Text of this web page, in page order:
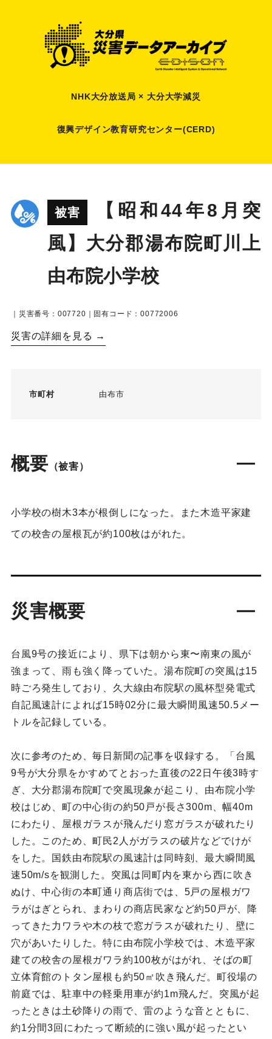
NHK大分放送局 × 大分大学減災
復興デザイン教育研究センター(CERD)
被害
【昭和44年8月突
風】大分郡湯布院町川上
由布院小学校
｜災害番号：007720｜固有コード：00772006
災害の詳細を見る →
市町村 由布市
概要 （被害）
小学校の樹木3本が根倒しになった。また木造平家建
ての校舎の屋根瓦が約100枚はがれた。
災害概要
台風9号の接近により、県下は朝から東〜南東の風が
強まって、雨も強く降っていた。湯布院町の突風は15
時ごろ発生しており、久大線由布院駅の風杯型発電式
自記風速計によれば15時02分に最大瞬間風速50.5メー
トルを記録している。
次に参考のため、毎日新聞の記事を収録する。「台風
9号が大分県をかすめてとおった直後の22日午後3時す
ぎ、大分郡湯布院町で突風現象が起こり、由布院小学
校はじめ、町の中心街の約50戸が長さ300m、幅40m
にわたり、屋根ガラスが飛んだり窓ガラスが破れたり
した。このため、町民2人がガラスの破片などでけが
をした。国鉄由布院駅の風速計は同時刻、最大瞬間風
速50m/sを観測した。突風は同町内を東から西に吹き
ぬけ、中心街の本町通り商店街では、5戸の屋根ガワ
ラがはぎとられ、まわりの商店民家など約50戸が、降
ってきた力ワラや木の枝で窓ガラスが破れたり、壁に
穴があいたりした。特に由布院小学校では、木造平家
建ての校舎の屋根ガワラ約100枚がはがれ、そばの町
立体育館のトタン屋根も約50㎡吹き飛んだ。町役場の
前庭では、駐車中の軽乗用車が約1m飛んだ。突風が起
ったときは土砂降りの雨で、雷のような音とともに、
約1分間3回にわたって断続的に強い風が起ったとい